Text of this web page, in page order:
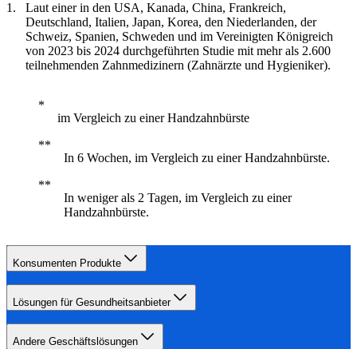
Laut einer in den USA, Kanada, China, Frankreich,
Deutschland, Italien, Japan, Korea, den Niederlanden, der
Schweiz, Spanien, Schweden und im Vereinigten Königreich
von 2023 bis 2024 durchgeführten Studie mit mehr als 2.600
teilnehmenden Zahnmedizinern (Zahnärzte und Hygieniker).
im Vergleich zu einer Handzahnbürste
In 6 Wochen, im Vergleich zu einer Handzahnbürste.
In weniger als 2 Tagen, im Vergleich zu einer
Handzahnbürste.
Konsumenten Produkte
Lösungen für Gesundheitsanbieter
Andere Geschäftslösungen